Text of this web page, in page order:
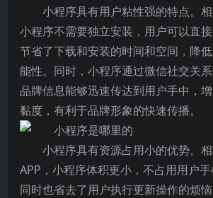
小程序具有用户粘性强的特点。相
小程序不需要独立安装，用户可以直
节省了下载和安装的时间和空间，降
能性。同时，小程序通过微信社交关
品牌信息能够迅速传达到用户手中，
黏度，有利于品牌形象的快速传播。
小程序具有资源占用小的优势。
APP，小程序体积更小，不占用用户手
同时也省去了用户执行更新操作的烦